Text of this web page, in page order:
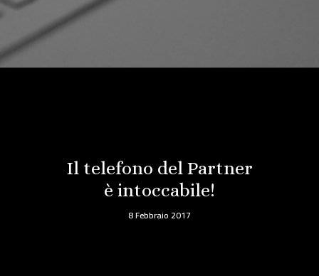
Il telefono del Partner
è intoccabile!
8 Febbraio 2017